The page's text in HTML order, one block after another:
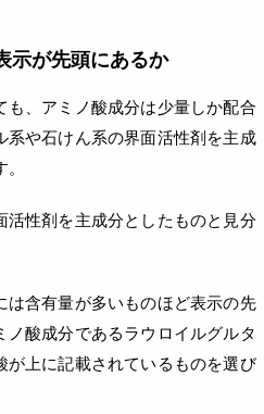
示が先頭にあるか
も、アミノ酸成分は少量しか配合
系や石けん系の界面活性剤を主成
活性剤を主成分としたものと見分
は含有量が多いものほど表示の先
酸成分であるラウロイルグルタ
が上に記載されているものを選び